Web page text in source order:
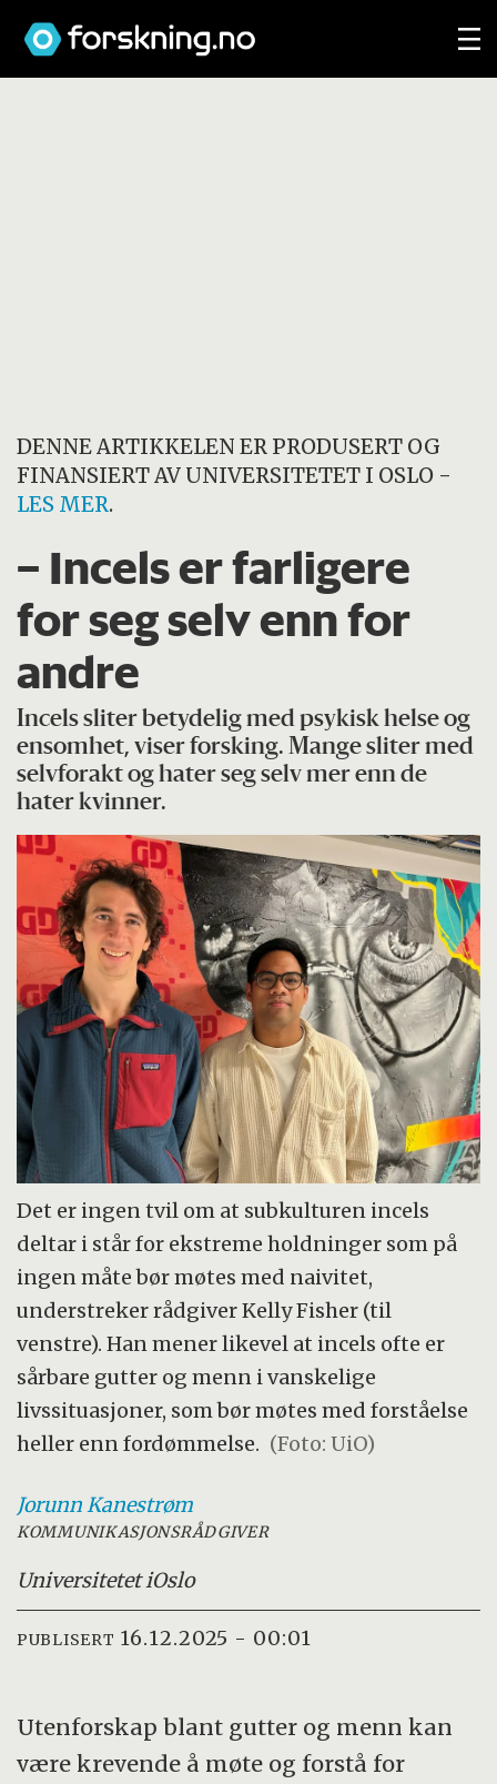
DENNE ARTIKKELEN ER PRODUSERT OG
FINANSIERT AV UNIVERSITETET I OSLO -
LES MER.
– Incels er farligere
for seg selv enn for
andre
Incels sliter betydelig med psykisk helse og
ensomhet, viser forsking. Mange sliter med
selvforakt og hater seg selv mer enn de
hater kvinner.
Det er ingen tvil om at subkulturen incels
deltar i står for ekstreme holdninger som på
ingen måte bør møtes med naivitet,
understreker rådgiver Kelly Fisher (til
venstre). Han mener likevel at incels ofte er
sårbare gutter og menn i vanskelige
livssituasjoner, som bør møtes med forståelse
heller enn fordømmelse. (Foto: UiO)
JorunnKanestrøm
KOMMUNIKASJONSRÅDGIVER
Universitetet iOslo
PUBLISERT 16.12.2025 - 00:01
Utenforskap blant gutter og menn kan
være krevende å møte og forstå for